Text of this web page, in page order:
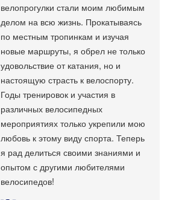
велопрогулки стали моим любимым
делом на всю жизнь. Прокатываясь
по местным тропинкам и изучая
новые маршруты, я обрел не только
удовольствие от катания, но и
настоящую страсть к велоспорту.
Годы тренировок и участия в
различных велосипедных
мероприятиях только укрепили мою
любовь к этому виду спорта. Теперь
я рад делиться своими знаниями и
опытом с другими любителями
велосипедов!